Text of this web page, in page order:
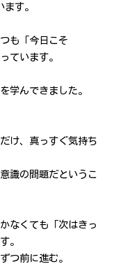
す。
も「今日こそ
ています。
学んできました。
け、真っすぐ気持ち
識の問題だというこ
なくても「次はきっ
。
つ前に進む。